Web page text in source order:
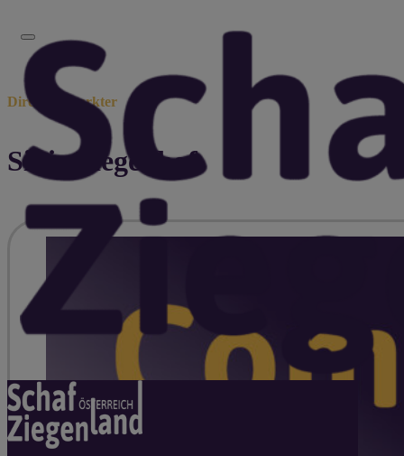
Direktvermarkter
Sibis Ziegenhof